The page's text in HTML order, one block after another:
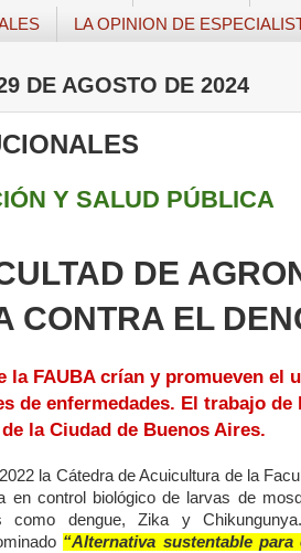
LA OPINION DE
DE AGOSTO DE 2024
Y SALUD PÚBLICA
DE
CONTRA EL
la FAUBA crían y promueven el
de enfermedades. El trabajo
la Ciudad de Buenos Aires.
la Cátedra de Acuicultura de la
en control biológico de larvas de
como dengue, Zika y
“Alternativa sustentable